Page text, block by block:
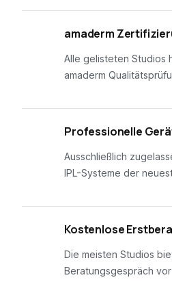
amaderm
Alle gelisteten Studios
amaderm
Professionelle
Ausschließlich
IPL-Systeme der
Kostenlose
Die meisten Studios
Beratungsgespräch